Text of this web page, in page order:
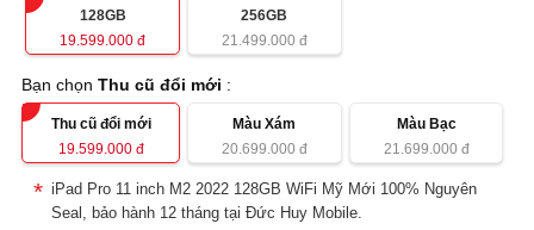
128GB
19.599.000 đ
256GB
21.499.000đ
Bạn chọnThu cũ đổi mới :
Thu cũ đổi mới
19.599.000đ
Màu Xám
20.699.000đ
Màu Bạc
21.699.000đ
iPad Pro 11 inch M2 2022 128GB WiFi Mỹ Mới 100% Nguyên
Seal, bảo hành 12 tháng tại Đức Huy Mobile.